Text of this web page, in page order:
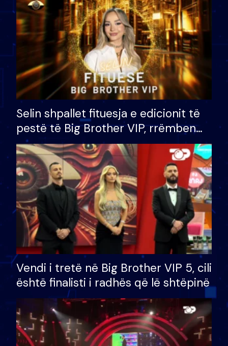
Selin shpallet fituesja e edicionit të
pestë të Big Brother VIP, rrëmben
çmimin e madh prej 100 mijë eurosh
Vendi i tretë në Big Brother VIP 5, cili
është finalisti i radhës që lë shtëpinë